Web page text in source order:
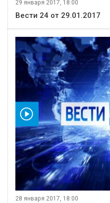
29 января 2017, 18:00
Вести 24 от 29.01.2017
28 января 2017, 18:00